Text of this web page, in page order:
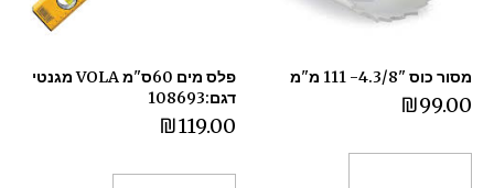
מסור כוס "4.3/8- 111 מ"מ
₪99.00
פלס מים 60ס"מ VOLA מגנטי
דגם:108693
₪119.00